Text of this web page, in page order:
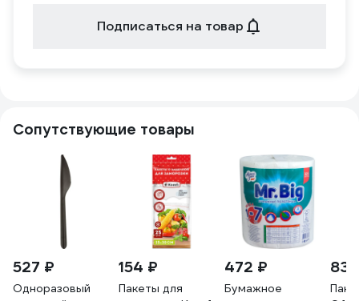
Подписаться на товар
Сопутствующие товары
527 ₽
Одноразовый
154 ₽
Пакеты для
472 ₽
Бумажное